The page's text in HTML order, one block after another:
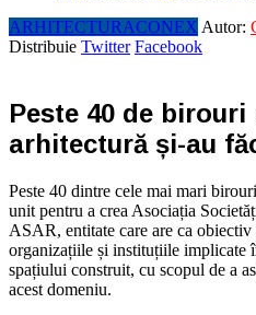
ARHITECTURACONEX Autor:
Distribuie Twitter Facebook
Peste 40 de birouri
arhitectură și-au
Peste 40 dintre cele mai mari
unit pentru a crea Asociația
ASAR, entitate care are ca
organizațiile și instituțiile implicate
spațiului construit, cu scopul de a
acest domeniu.